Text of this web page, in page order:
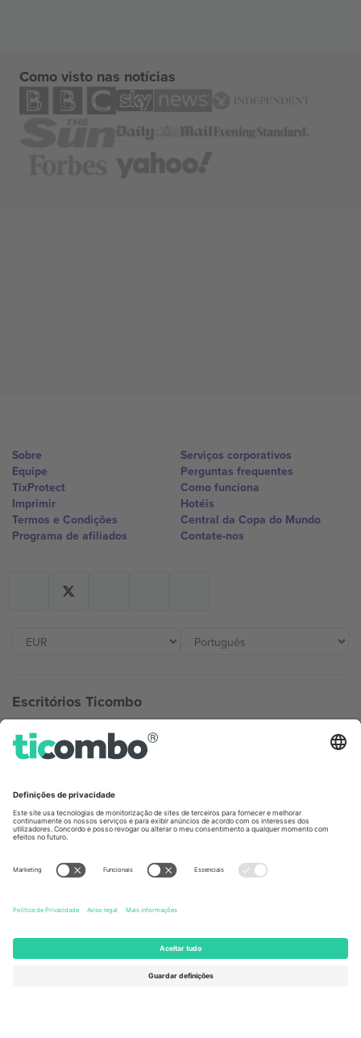
Como visto nas notícias
Sobre
Equipe
TixProtect
Imprimir
Termos e Condições
Programa de afiliados
Serviços corporativos
Perguntas frequentes
Como funciona
Hotéis
Central da Copa do Mundo
Contate-nos
Escritórios Ticombo
Germany
Unter den Linden 24, 10117
United States
Newark, Delaware 19713, United
Switzerland
Engelberg, Switzerland
Bulgaria
Regus Sofia City West, bul
Totleben 53-55, 1606 Sofia,
UAE Dubai Silicon Oasis, DDP
Building A1, Office 302, Dubai,
United Arab Emirates